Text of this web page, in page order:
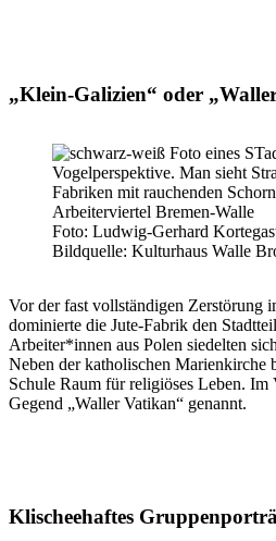
„Klein-Galizien“ oder
Arbeiterviertel Bremen-Walle
Foto: Ludwig-Gerhard
Bildquelle: Kulturhaus Walle
Vor der fast vollständigen Zerstörung
dominierte die Jute-Fabrik den
Arbeiter*innen aus Polen siedelten
Neben der katholischen Marienkirche
Schule Raum für religiöses Leben.
Gegend „Waller Vatikan“ genannt.
Klischeehaftes